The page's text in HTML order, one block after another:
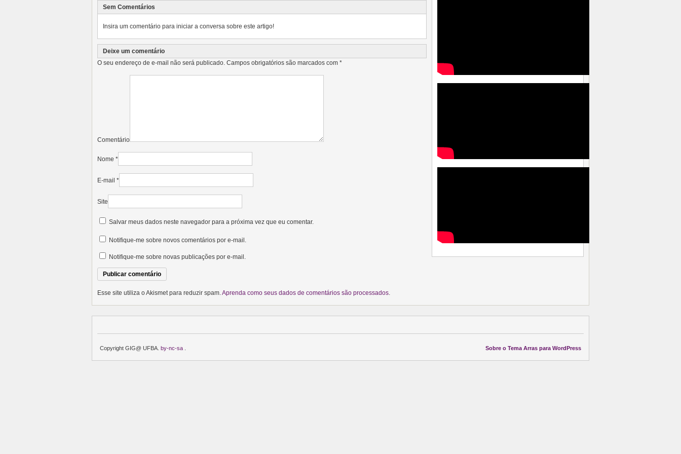
Sem Comentários
Insira um comentário para iniciar a conversa sobre este artigo!
Deixe um comentário
O seu endereço de e-mail não será publicado. Campos obrigatórios são marcados com *
Comentário
Nome *
E-mail *
Site
Salvar meus dados neste navegador para a próxima vez que eu comentar.
Notifique-me sobre novos comentários por e-mail.
Notifique-me sobre novas publicações por e-mail.
Esse site utiliza o Akismet para reduzir spam.Aprenda como seus dados de comentários são processados.
Sobre o Tema Arras para WordPress
Copyright GIG@ UFBA. by-nc-sa